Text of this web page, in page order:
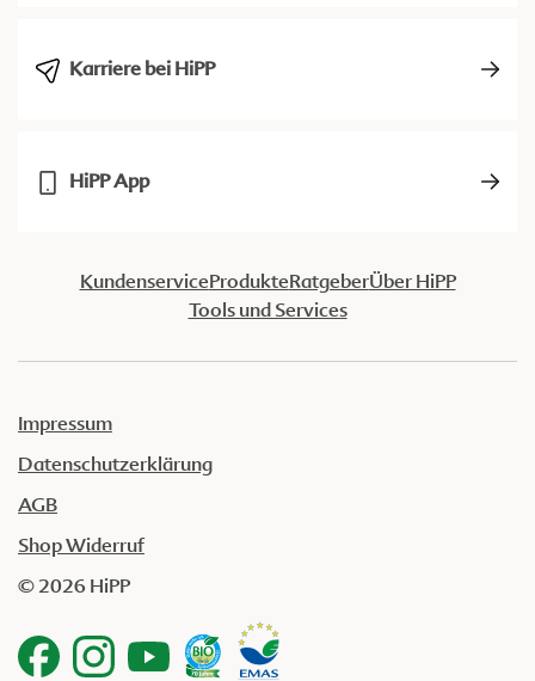
Karriere bei HiPP
HiPP App
KundenserviceProdukteRatgeberÜber HiPP
Tools und Services
Impressum
Datenschutzerklärung
AGB
Shop Widerruf
© 2026 HiPP